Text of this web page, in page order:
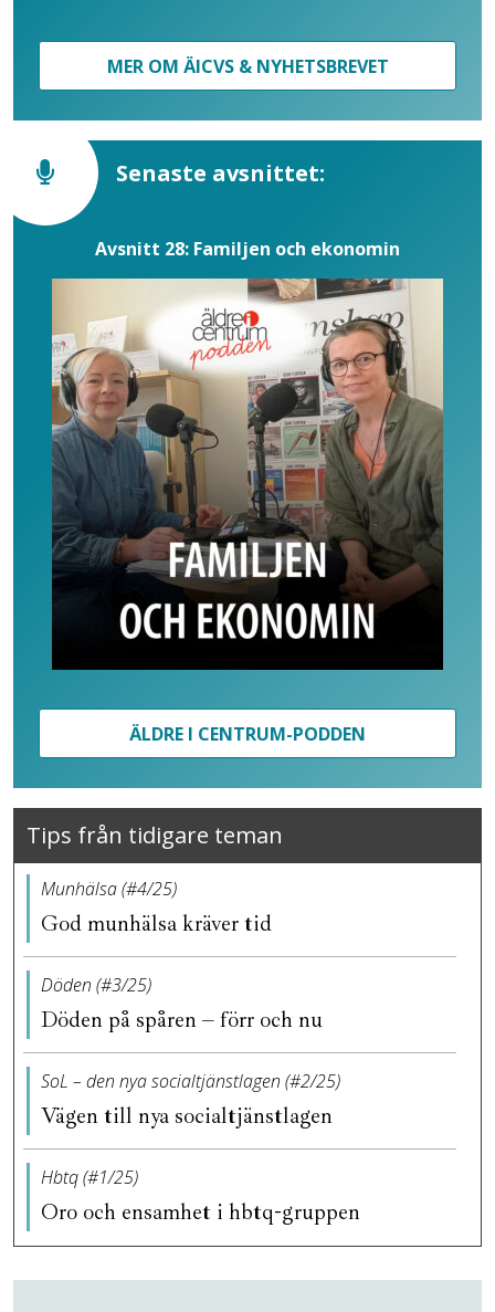
MER OM ÄICVS & NYHETSBREVET
Senaste avsnittet:
Avsnitt 28: Familjen och ekonomin
ÄLDRE I CENTRUM-PODDEN
Tips från tidigare teman
Munhälsa (#4/25)
God munhälsa kräver tid
Döden (#3/25)
Döden på spåren – förr och nu
SoL – den nya socialtjänstlagen (#2/25)
Vägen till nya socialtjänstlagen
Hbtq (#1/25)
Oro och ensamhet i hbtq-gruppen